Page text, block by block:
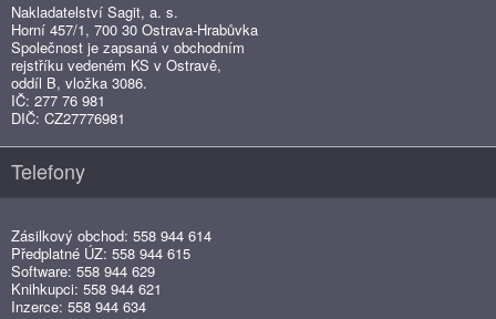
Nakladatelství Sagit, a. s.
Horní 457/1, 700 30 Ostrava-Hrabůvka
Společnost je zapsaná v obchodním
rejstříku vedeném KS v Ostravě,
oddíl B, vložka 3086.
IČ: 277 76 981
DIČ: CZ27776981
Telefony
Zásilkový obchod: 558 944 614
Předplatné ÚZ: 558 944 615
Software: 558 944 629
Knihkupci: 558 944 621
Inzerce: 558 944 634